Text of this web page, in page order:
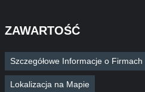
ZAWARTOŚĆ
Szczegółowe Informacje o Firmach
Lokalizacja na Mapie